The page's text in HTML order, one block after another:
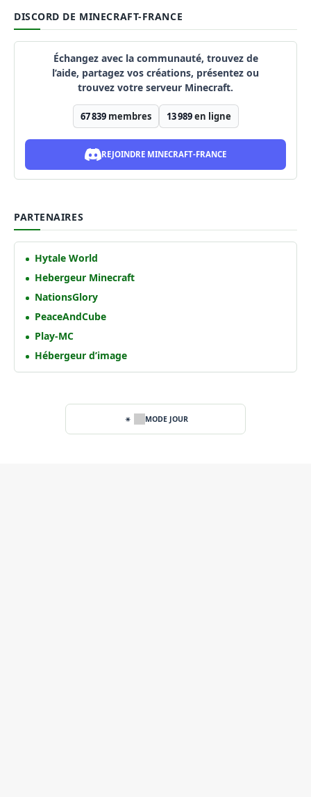
DISCORD DE MINECRAFT-FRANCE
Échangez avec la communauté, trouvez de
l’aide, partagez vos créations, présentez ou
trouvez votre serveur Minecraft.
67 839membres 13 989en ligne
REJOINDRE MINECRAFT-FRANCE
PARTENAIRES
Hytale World
Hebergeur Minecraft
NationsGlory
PeaceAndCube
Play-MC
Hébergeur d’image
MODE JOUR